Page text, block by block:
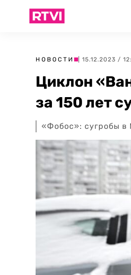
НОВОСТИ | 15.12.2023 /
Циклон
за 150 лет
«Фобос»: сугробы в